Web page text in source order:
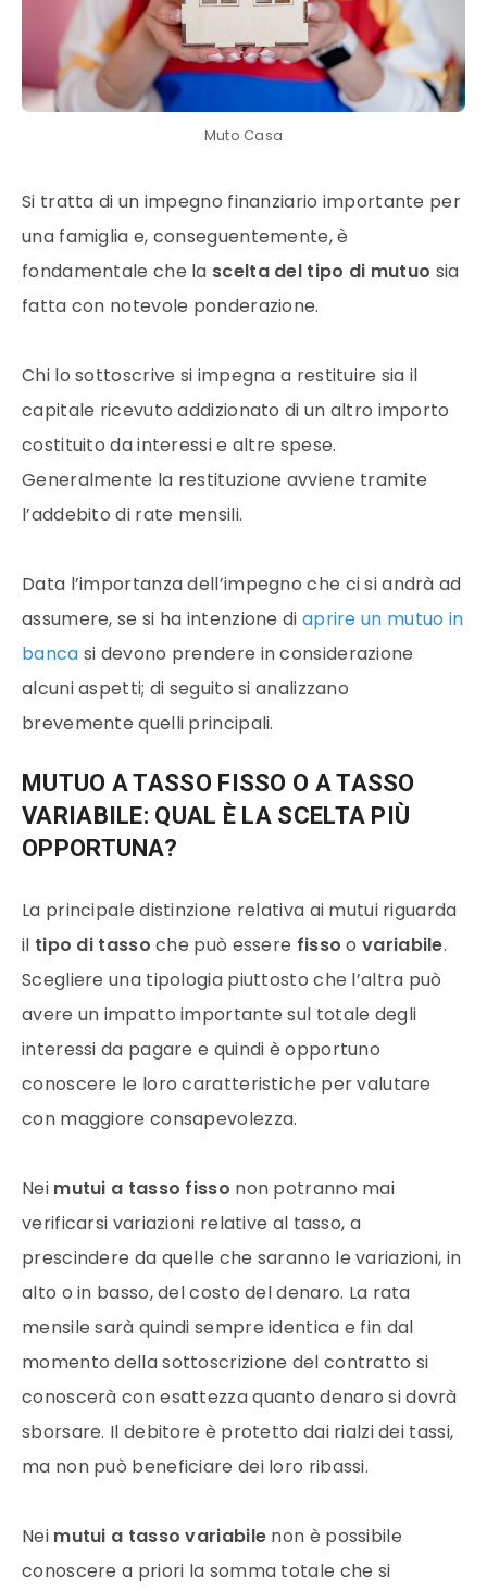
Muto Casa
Si tratta di un impegno finanziario importante per
una famiglia e, conseguentemente, è
fondamentale che la scelta del tipo di mutuo sia
fatta con notevole ponderazione.
Chi lo sottoscrive si impegna a restituire sia il
capitale ricevuto addizionato di un altro importo
costituito da interessi e altre spese.
Generalmente la restituzione avviene tramite
l’addebito di rate mensili.
Data l’importanza dell’impegno che ci si andrà ad
assumere, se si ha intenzione di aprire un mutuo in
banca si devono prendere in considerazione
alcuni aspetti; di seguito si analizzano
brevemente quelli principali.
MUTUO A TASSO FISSO O A TASSO
VARIABILE: QUAL È LA SCELTA PIÙ
OPPORTUNA?
La principale distinzione relativa ai mutui riguarda
il tipo di tasso che può essere fisso ovariabile.
Scegliere una tipologia piuttosto che l’altra può
avere un impatto importante sul totale degli
interessi da pagare e quindi è opportuno
conoscere le loro caratteristiche per valutare
con maggiore consapevolezza.
Nei mutui a tasso fisso non potranno mai
verificarsi variazioni relative al tasso, a
prescindere da quelle che saranno le variazioni, in
alto o in basso, del costo del denaro. La rata
mensile sarà quindi sempre identica e fin dal
momento della sottoscrizione del contratto si
conoscerà con esattezza quanto denaro si dovrà
sborsare. Il debitore è protetto dai rialzi dei tassi,
ma non può beneficiare dei loro ribassi.
Nei mutui a tasso variabile non è possibile
conoscere a priori la somma totale che si